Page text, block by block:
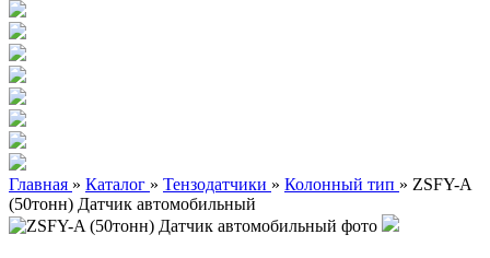
Главная » Каталог » Тензодатчики » Колонный тип » ZSFY-A
(50тонн) Датчик автомобильный